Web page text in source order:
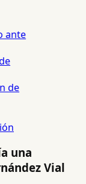
ante
de
una
Vial